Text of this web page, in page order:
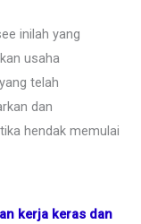
inilah yang
usaha
telah
dan
hendak memulai
kerja keras dan